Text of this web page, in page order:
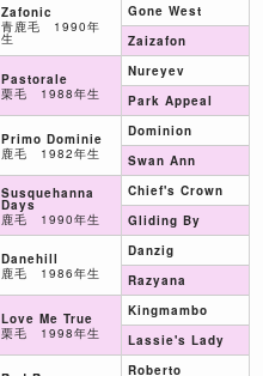
Zafonic
青鹿毛 1990年
生
Pastorale
栗毛 1988年生
Primo Dominie
鹿毛 1982年生
Susquehanna
Days
鹿毛 1990年生
Danehill
鹿毛 1986年生
Love Me True
栗毛 1998年生
Gone West
Zaizafon
Nureyev
Park Appeal
Dominion
Swan Ann
Chief's Crown
Gliding By
Danzig
Razyana
Kingmambo
Lassie's Lady
Roberto